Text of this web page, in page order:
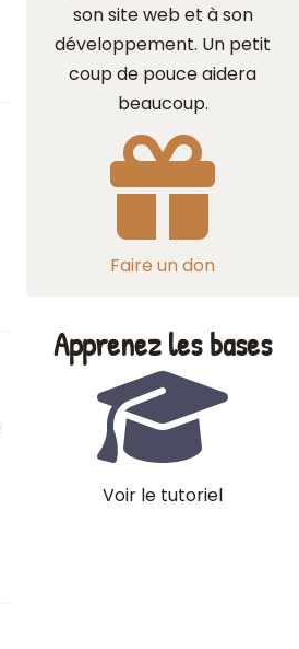
son site web et à son
développement. Un petit
coup de pouce aidera
beaucoup.
Faire un don
Apprenez les bases
Voir le tutoriel